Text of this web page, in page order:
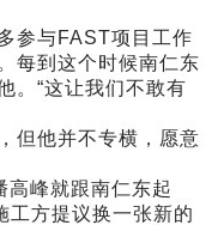
与FAST项目工作
每到这个时候南仁东
。“这让我们不敢有
他并不专横，愿意
峰就跟南仁东起
工方提议换一张新的